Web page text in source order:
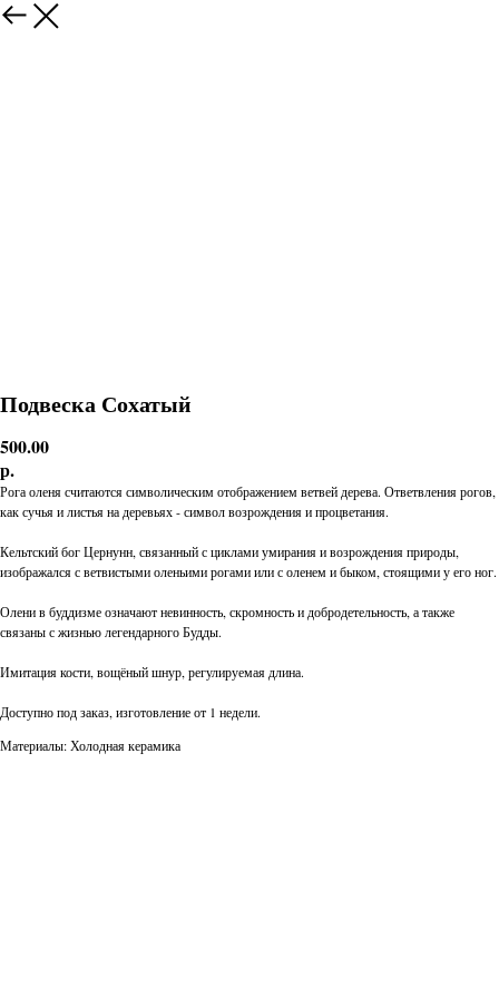
Подвеска Сохатый
500.00
р.
Рога оленя считаются символическим отображением ветвей дерева. Ответвления рогов,
как сучья и листья на деревьях - символ возрождения и процветания.
Кельтский бог Цернунн, связанный с циклами умирания и возрождения природы,
изображался с ветвистыми оленьими рогами или с оленем и быком, стоящими у его ног.
Олени в буддизме означают невинность, скромность и добродетельность, а также
связаны с жизнью легендарного Будды.
Имитация кости, вощёный шнур, регулируемая длина.
Доступно под заказ, изготовление от 1 недели.
Материалы: Холодная керамика